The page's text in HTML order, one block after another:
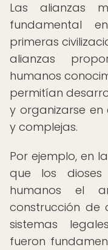
Las alianzas
fundamental
primeras
alianzas
humanos
permitían
y organizarse
y complejas.
Por ejemplo, en
que los
humanos el
construcción de
sistemas
fueron